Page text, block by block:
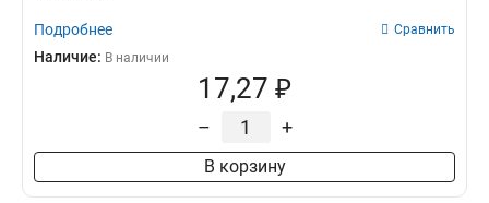
Подробнее Сравнить
Наличие: В наличии
17,27 ₽
– +
В корзину